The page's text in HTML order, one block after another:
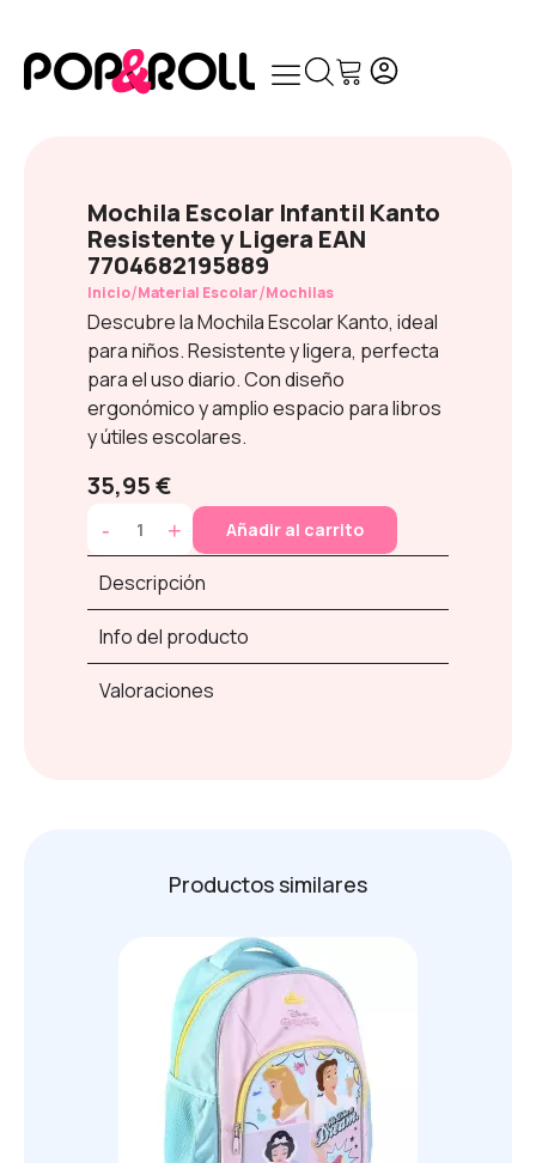
Mochila Escolar Infantil Kanto
Resistente y Ligera EAN
7704682195889
Inicio/Material Escolar/Mochilas
Descubre la Mochila Escolar Kanto, ideal
para niños. Resistente y ligera, perfecta
para el uso diario. Con diseño
ergonómico y amplio espacio para libros
y útiles escolares.
35,95 €
- + Añadir al carrito
Descripción
Info del producto
Valoraciones
Productos similares